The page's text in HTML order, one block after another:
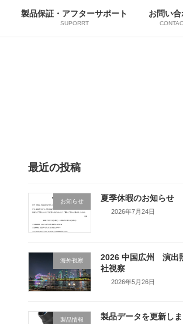
製品保証・アフターサポート
SUPORRT
お問い
最近の投稿
お知らせ 夏季休暇のお知らせ
2026年7月24日
海外視察
2026 中国広州 演出
社視察
2026年5月26日
製品情報 製品データを更新しま